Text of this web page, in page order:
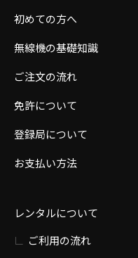
初めての方へ
無線機の基礎知識
ご注文の流れ
免許について
登録局について
お支払い方法
レンタルについて
ご利用の流れ